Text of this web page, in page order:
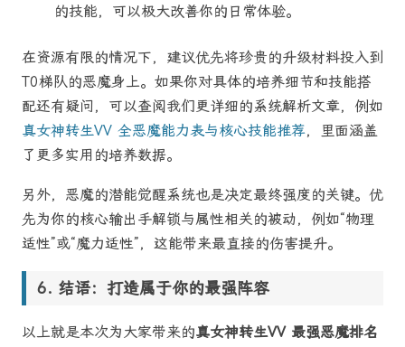
的技能，可以极大改善你的日常体验。
在资源有限的情况下，建议优先将珍贵的升级材料投入到
T0梯队的恶魔身上。如果你对具体的培养细节和技能搭
配还有疑问，可以查阅我们更详细的系统解析文章，例如
真女神转生VV 全恶魔能力表与核心技能推荐，里面涵盖
了更多实用的培养数据。
另外，恶魔的潜能觉醒系统也是决定最终强度的关键。优
先为你的核心输出手解锁与属性相关的被动，例如“物理
适性”或“魔力适性”，这能带来最直接的伤害提升。
结语：打造属于你的最强阵容
以上就是本次为大家带来的真女神转生VV 最强恶魔排名